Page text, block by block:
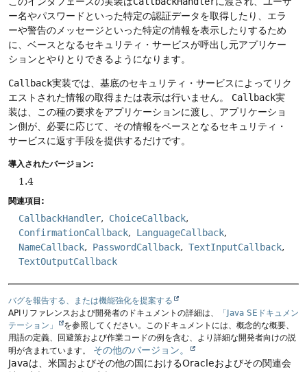
ー名やパスワードといった特定の認証データを取得したり、エラ
ーや警告のメッセージといった特定の情報を表示したりするため
に、ベースとなるセキュリティ・サービスが呼出し元アプリケー
ションとやりとりできるようになります。
Callback実装では、基底のセキュリティ・サービスによってリク
エストされた情報の取得または表示は行いません。
Callback実
装は、この種の要求をアプリケーションに渡し、アプリケーショ
ン側が、必要に応じて、その情報をベースとなるセキュリティ・
サービスに返す手段を提供するだけです。
導入されたバージョン:
1.4
関連項目:
CallbackHandler
ChoiceCallback
ConfirmationCallback
LanguageCallback
NameCallback
PasswordCallback
TextInputCallback
TextOutputCallback
バグを報告する、または機能強化を提案する
APIリファレンスおよび開発者のドキュメントの詳細は、
「Java SEドキュメン
テーション」
を参照してください。このドキュメントには、概念的な概要、
用語の定義、回避策および作業コードの例を含む、より詳細な開発者向けの説
明が含まれています。
その他のバージョン。
Javaは、米国およびその他の国におけるOracleおよびその関連会